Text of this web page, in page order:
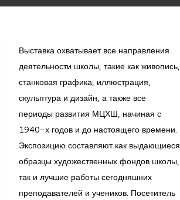
Выставка охватывает все направления
деятельности школы, такие как живопись,
станковая графика, иллюстрация,
скульптура и дизайн, а также все
периоды развития МЦХШ, начиная с
1940-х годов и до настоящего времени.
Экспозицию составляют как выдающиеся
образцы художественных фондов школы,
так и лучшие работы сегодняшних
преподавателей и учеников. Посетитель